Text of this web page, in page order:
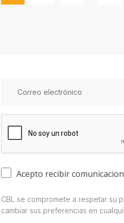
Acepto recibir
CBL se compromete a respetar su
cambiar sus preferencias en